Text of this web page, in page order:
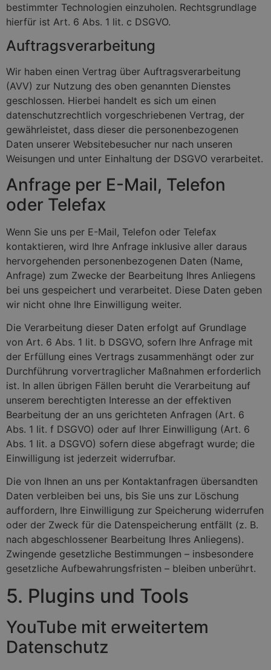
bestimmter Technologien einzuholen. Rechtsgrundlage
hierfür ist Art. 6 Abs. 1 lit. c DSGVO.
Auftragsverarbeitung
Wir haben einen Vertrag über Auftragsverarbeitung
(AVV) zur Nutzung des oben genannten Dienstes
geschlossen. Hierbei handelt es sich um einen
datenschutzrechtlich vorgeschriebenen Vertrag, der
gewährleistet, dass dieser die personenbezogenen
Daten unserer Websitebesucher nur nach unseren
Weisungen und unter Einhaltung der DSGVO verarbeitet.
Anfrage per E-Mail, Telefon
oder Telefax
Wenn Sie uns per E-Mail, Telefon oder Telefax
kontaktieren, wird Ihre Anfrage inklusive aller daraus
hervorgehenden personenbezogenen Daten (Name,
Anfrage) zum Zwecke der Bearbeitung Ihres Anliegens
bei uns gespeichert und verarbeitet. Diese Daten geben
wir nicht ohne Ihre Einwilligung weiter.
Die Verarbeitung dieser Daten erfolgt auf Grundlage
von Art. 6 Abs. 1 lit. b DSGVO, sofern Ihre Anfrage mit
der Erfüllung eines Vertrags zusammenhängt oder zur
Durchführung vorvertraglicher Maßnahmen erforderlich
ist. In allen übrigen Fällen beruht die Verarbeitung auf
unserem berechtigten Interesse an der effektiven
Bearbeitung der an uns gerichteten Anfragen (Art. 6
Abs. 1 lit. f DSGVO) oder auf Ihrer Einwilligung (Art. 6
Abs. 1 lit. a DSGVO) sofern diese abgefragt wurde; die
Einwilligung ist jederzeit widerrufbar.
Die von Ihnen an uns per Kontaktanfragen übersandten
Daten verbleiben bei uns, bis Sie uns zur Löschung
auffordern, Ihre Einwilligung zur Speicherung widerrufen
oder der Zweck für die Datenspeicherung entfällt (z. B.
nach abgeschlossener Bearbeitung Ihres Anliegens).
Zwingende gesetzliche Bestimmungen – insbesondere
gesetzliche Aufbewahrungsfristen – bleiben unberührt.
5. Plugins und Tools
YouTube mit erweitertem
Datenschutz